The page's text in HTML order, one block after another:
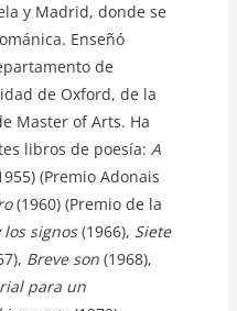
y Madrid, donde se
Enseñó
de
de Oxford, de la
Master of Arts. Ha
libros de poesía: A
(Premio Adonais
(1960) (Premio de la
signos(1966), Siete
Breve son (1968),
para un